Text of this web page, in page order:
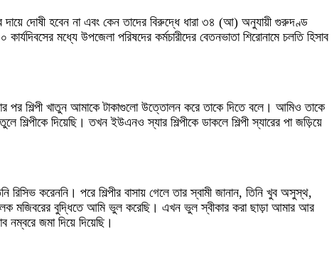
দায়ে দোষী হবেন না এবং কেন তাদের বিরুদ্ধে ধারা ৩৪ (আ) অনুযায়ী গুরুদণ্ড
মধ্যে উপজেলা পরিষদের কর্মচারীদের বেতনভাতা শিরোনামে চলতি হিসাব
পর শিল্পী খাতুন আমাকে টাকাগুলো উত্তোলন করে তাকে দিতে বলে। আমিও তাকে
দিয়েছি। তখন ইউএনও স্যার শিল্পীকে ডাকলে শিল্পী স্যারের পা জড়িয়ে
করেননি। পরে শিল্পীর বাসায় গেলে তার স্বামী জানান, তিনি খুব অসুস্থ,
মজিবরের বুদ্ধিতে আমি ভুল করেছি। এখন ভুল স্বীকার করা ছাড়া আমার আর
নম্বরে জমা দিয়ে দিয়েছি।